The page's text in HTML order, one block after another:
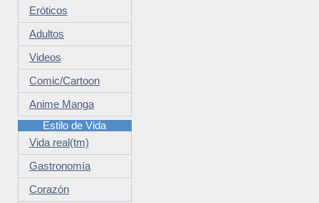
Eróticos
Adultos
Videos
Comic/Cartoon
Anime Manga
Estilo de Vida
Vida real(tm)
Gastronomía
Corazón